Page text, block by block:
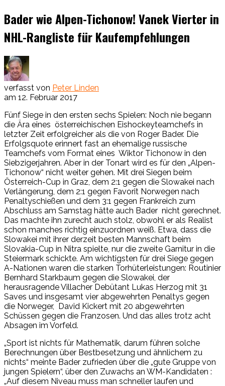
Bader wie Alpen-Tichonow! Vanek Vierter in
NHL-Rangliste für Kaufempfehlungen
verfasst von Peter Linden
am 12. Februar 2017
Fünf Siege in den ersten sechs Spielen: Noch nie begann
die Ära eines österreichischen Eishockeyteamchefs in
letzter Zeit erfolgreicher als die von Roger Bader. Die
Erfolgsquote erinnert fast an ehemalige russische
Teamchefs vom Format eines Wiktor Tichonow in den
Siebzigerjahren. Aber in der Tonart wird es für den „Alpen-
Tichonow“ nicht weiter gehen. Mit drei Siegen beim
Österreich-Cup in Graz, dem 2:1 gegen die Slowakei nach
Verlängerung, dem 2:1 gegen Favorit Norwegen nach
Penaltyschießen und dem 3:1 gegen Frankreich zum
Abschluss am Samstag hätte auch Bader nicht gerechnet.
Das machte ihn zurecht auch stolz, obwohl er als Realist
schon manches richtig einzuordnen weiß. Etwa, dass die
Slowakei mit ihrer derzeit besten Mannschaft beim
Slovakia-Cup in Nitra spielte, nur die zweite Garnitur in die
Steiermark schickte. Am wichtigsten für drei Siege gegen
A-Nationen waren die starken Torhüterleistungen: Routinier
Bernhard Starkbaum gegen die Slowakei, der
herausragende Villacher Debütant Lukas Herzog mit 31
Saves und insgesamt vier abgewehrten Penaltys gegen
die Norweger, David Kickert mit 20 abgewehrten
Schüssen gegen die Franzosen. Und das alles trotz acht
Absagen im Vorfeld.
„Sport ist nichts für Mathematik, darum führen solche
Berechnungen über Bestbesetzung und ähnlichem zu
nichts“ meinte Bader zufrieden über die „gute Gruppe von
jungen Spielern“, über den Zuwachs an WM-Kandidaten :
„Auf diesem Niveau muss man schneller laufen und